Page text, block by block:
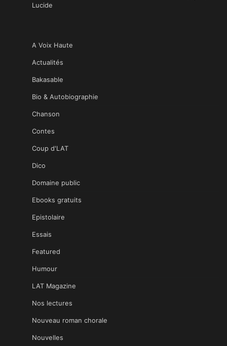
Lucide
A Voix Haute
Actualités
Bakasable
Bio & Autobiographie
Chanson
Contes
Coup d'LAT
Dico
Domaine public
Ebooks gratuits
Epistolaire
Essais
Featured
Humour
LAT Magazine
Nos lectures
Nouveau roman chorale
Nouvelles